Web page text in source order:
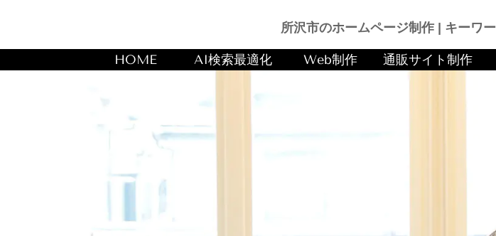
所沢市のホームページ制作 | キーワ
HOME AI検索最適化 Web制作 通販サイト制作